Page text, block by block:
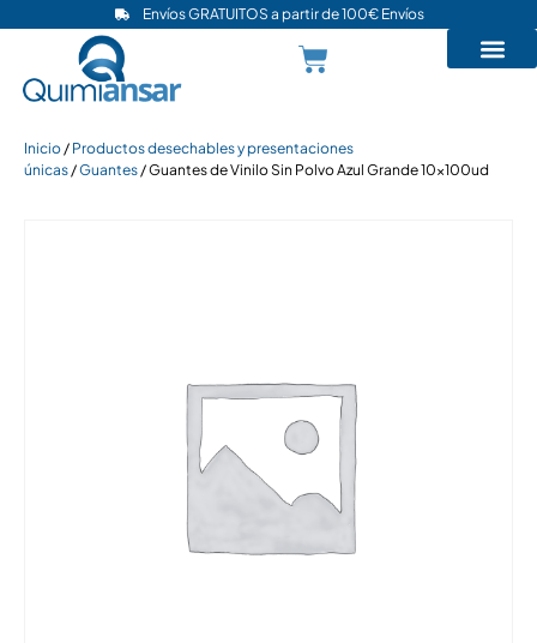
Envíos GRATUITOS a partir de 100€ Envíos
Inicio / Productos desechables y presentaciones
únicas /Guantes / Guantes de Vinilo Sin Polvo Azul Grande 10x100ud